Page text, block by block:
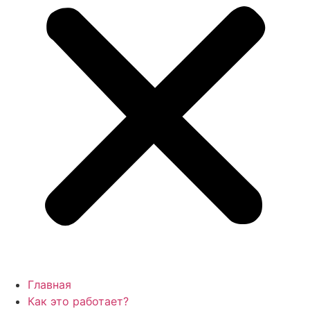
Главная
Как это работает?